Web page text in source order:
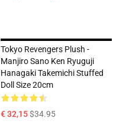
Tokyo Revengers Plush -
Manjiro Sano Ken Ryuguji
Hanagaki Takemichi Stuffed
Doll Size 20cm
€ 32,15$34.95